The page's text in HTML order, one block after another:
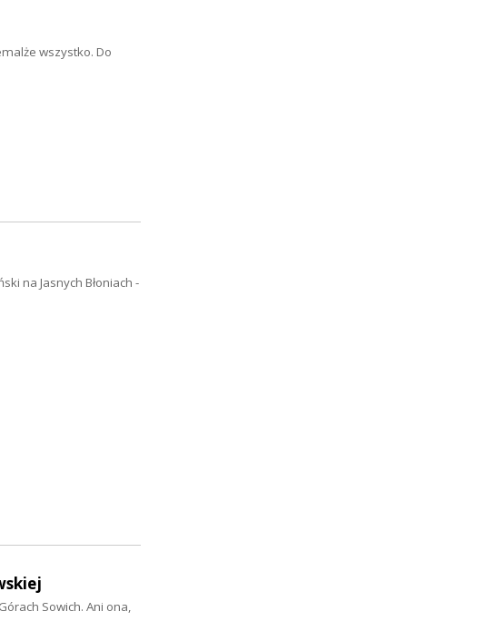
wszystko. Do
na Jasnych Błoniach -
Sowich. Ani ona,